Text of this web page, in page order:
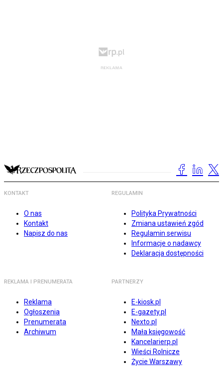
KONTAKT
O nas
Kontakt
Napisz do nas
REGULAMIN
Polityka Prywatności
Zmiana ustawień zgód
Regulamin serwisu
Informacje o nadawcy
Deklaracja dostępności
REKLAMA I PRENUMERATA
Reklama
Ogłoszenia
Prenumerata
Archiwum
PARTNERZY
E-kiosk.pl
E-gazety.pl
Nexto.pl
Mała księgowość
Kancelarierp.pl
Wieści Rolnicze
Życie Warszawy